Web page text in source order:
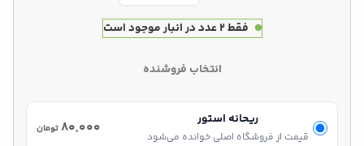
فقط 2 عدد در انبار موجود است
انتخاب فروشنده
ریحانه استور
قیمت از فروشگاه اصلی خوانده می‌شود ۸۰,۰۰۰تومان